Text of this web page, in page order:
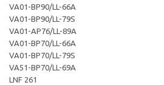
VA01-BP90/LL-66A
VA01-BP90/LL-79S
VA01-AP76/LL-89A
VA01-BP70/LL-66A
VA01-BP70/LL-79S
VA51-BP70/LL-69A
LNF 261